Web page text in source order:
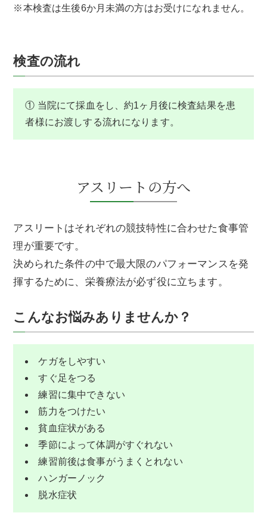
※本検査は生後6か月未満の方はお受けになれません。
検査の流れ
① 当院にて採血をし、約1ヶ月後に検査結果を患
者様にお渡しする流れになります。
アスリートの方へ
アスリートはそれぞれの競技特性に合わせた食事管
理が重要です。
決められた条件の中で最大限のパフォーマンスを発
揮するために、栄養療法が必ず役に立ちます。
こんなお悩みありませんか？
ケガをしやすい
すぐ足をつる
練習に集中できない
筋力をつけたい
貧血症状がある
季節によって体調がすぐれない
練習前後は食事がうまくとれない
ハンガーノック
脱水症状